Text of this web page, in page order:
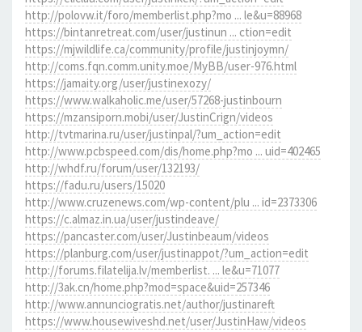
http://polovw.it/foro/memberlist.php?mo ... le&u=88968
https://bintanretreat.com/user/justinun ... ction=edit
https://mjwildlife.ca/community/profile/justinjoymn/
http://coms.fqn.comm.unity.moe/MyBB/user-976.html
https://jamaity.org/user/justinexozy/
https://www.walkaholic.me/user/57268-justinbourn
https://mzansiporn.mobi/user/JustinCrign/videos
http://tvtmarina.ru/user/justinpal/?um_action=edit
http://www.pcbspeed.com/dis/home.php?mo ... uid=402465
http://whdf.ru/forum/user/132193/
https://fadu.ru/users/15020
http://www.cruzenews.com/wp-content/plu ... id=2373306
https://c.almaz.in.ua/user/justindeave/
https://pancaster.com/user/Justinbeaum/videos
https://planburg.com/user/justinappot/?um_action=edit
http://forums.filatelija.lv/memberlist. ... le&u=71077
http://3ak.cn/home.php?mod=space&uid=257346
http://www.annunciogratis.net/author/justinareft
https://www.housewiveshd.net/user/JustinHaw/videos